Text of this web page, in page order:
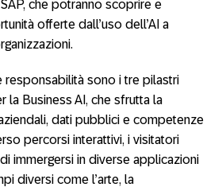
che potranno scoprire e
offerte dall’uso dell’AI a
responsabilità sono i tre pilastri
la Business AI, che sfrutta la
dati pubblici e competenze
percorsi interattivi, i visitatori
immergersi in diverse applicazioni
diversi come l’arte, la